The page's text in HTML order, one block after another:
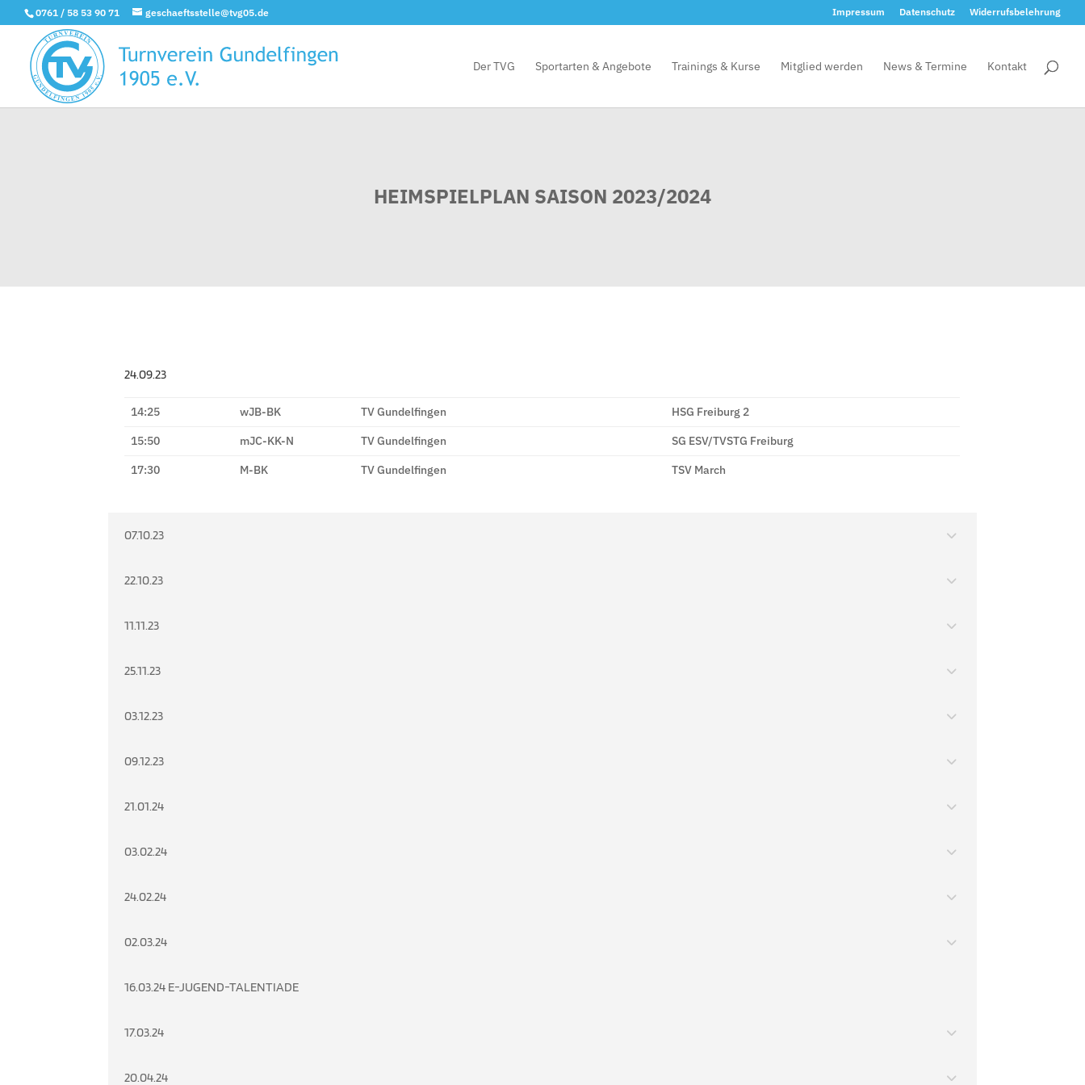
0761 / 58 53 90 71 geschaeftsstelle@tvg05.de Impressum Datenschutz Widerrufsbelehrung
Der TVG Sportarten & Angebote Trainings & Kurse Mitglied werden News & Termine Kontakt
HEIMSPIELPLAN SAISON 2023/2024
24.09.23
14:25 wJB-BK TV Gundelfingen
HSG Freiburg 2
15:50
mJC-KK-N TV Gundelfingen
SG ESV/TVSTG Freiburg
17:30
M-BK TV Gundelfingen TSV March
07.10.23
22.10.23
11.11.23
25.11.23
03.12.23
09.12.23
21.01.24
03.02.24
24.02.24
02.03.24
16.03.24 E-JUGEND-TALENTIADE
17.03.24
20.04.24